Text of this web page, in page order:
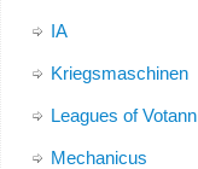
IA
Kriegsmaschinen
Leagues of Votann
Mechanicus